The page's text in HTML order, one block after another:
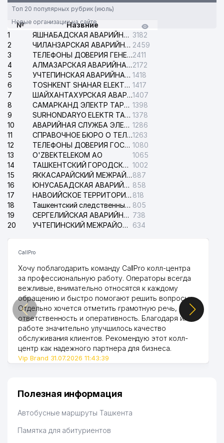
Топ 20 популярных рубрик (июль)
Новые организации на сайте
№
Назвние
1
ЯШНАБАДСКАЯ АВАРИЙНАЯ СЛУЖБА ЭЛЕКТРОСЕТИ 3182
2
ЧИЛАНЗАРСКАЯ АВАРИЙНАЯ СЛУЖБА ЭЛЕКТРОСЕТИ 2459
3
ТЕЛЕФОНЫ ДОВЕРИЯ ГЕНЕРАЛЬНОЙ ПРОКУРАТУРЫ РЕСПУБЛИКИ УЗБЕКИСТАН2411
4
АЛМАЗАРСКАЯ АВАРИЙНАЯ СЛУЖБА ЭЛЕКТРОСЕТИ2172
5
УЧТЕПИНСКАЯ АВАРИЙНАЯ СЛУЖБА ЭЛЕКТРОСЕТИ 1418
6
TOSHKENT SHAHAR ELEKTR TARMOQLARI KORXONASI АО 1417
7
ШАЙХАНТАХУРСКАЯ АВАРИЙНАЯ СЛУЖБА ЭЛЕКТРОСЕТИ1407
8
САМАРКАНД ЭЛЕКТР ТАРМОКЛАРИ АО 1398
9
SURHONDARYO ELEKTR TARMOKLARI АО 1378
10
АВАРИЙНАЯ СЛУЖБА ЭЛЕКТРОСЕТИ ТАШКЕНТСКОГО РАЙОНА 1286
11
СПРАВОЧНОЕ БЮРО О ТЕЛЕФОНАХ ОРГАНИЗАЦИЙ г. ТАШКЕНТА1263
12
ТЕЛЕФОНЫ ДОВЕРИЯ ГОСУДАРСТВЕННОГО ЦЕНТРА ТЕСТИРОВАНИЯ 1080
13
O'ZBEKTELEKOM АО
1065
14
ТАШКЕНТСКИЙ ГОРОДСКОЙ СУД ПО ГРАЖДАНСКИМ ДЕЛАМ 1002
15
ЯККАСАРАЙСКИЙ МЕЖРАЙОННЫЙ СУД ПО ГРАЖДАНСКИМ ДЕЛАМ887
16
ЮНУСАБАДСКАЯ АВАРИЙНАЯ СЛУЖБА ЭЛЕКТРОСЕТИ 858
17
НАВОИЙСКОЕ ТЕРРИТОРИАЛЬНОЕ ПРЕДПРИЯТИЕ ЭЛЕКТРОСЕТИ АО 818
18
Ташкентский следственный изолятор 805
19
СЕРГЕЛИЙСКАЯ АВАРИЙНАЯ СЛУЖБА ЭЛЕКТРОСЕТИ 738
20
УЧТЕПИНСКИЙ МЕЖРАЙОННЫЙ СУД ПО ГРАЖДАНСКИМ ДЕЛАМ 634
CallPro
Хочу поблагодарить команду CallPro колл-центра
за профессиональную работу. Операторы всегда
вежливые, внимательно относятся к каждому
обращению и быстро помогают решить вопросы.
Отдельно хочется отметить грамотную речь,
ответственность и оперативность. Благодаря их
работе значительно улучшилось качество
обслуживания клиентов. Рекомендую этот колл-
центр как надежного партнера для бизнеса.
Vip Brand 31.07.2026 11:43:39
Полезная информация
Автобусные маршруты Ташкента
Памятка для абитуриентов